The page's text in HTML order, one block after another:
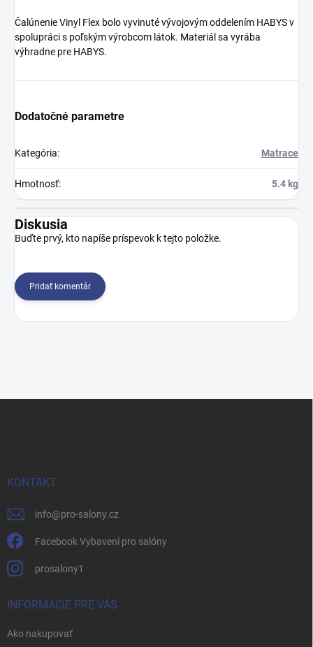
Čalúnenie Vinyl Flex bolo vyvinuté vývojovým oddelením HABYS v
spolupráci s poľským výrobcom látok. Materiál sa vyrába
výhradne pre HABYS.
Dodatočné parametre
Kategória: Matrace
Hmotnosť: 5.4 kg
Diskusia
Buďte prvý, kto napíše príspevok k tejto položke.
Pridať komentár
KONTAKT
info@pro-salony.cz
Facebook Vybavení pro salóny
prosalony1
INFORMÁCIE PRE VÁS
Ako nakupovať